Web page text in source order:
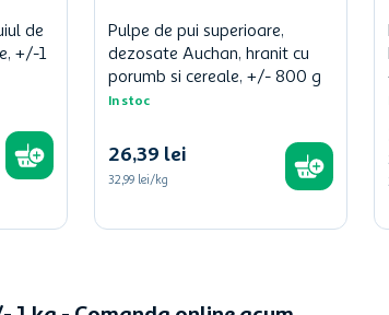
de
+/-1
Pulpe de pui superioare,
dezosate Auchan, hranit cu
porumb si cereale, +/- 800 g
In stoc
26,39 lei
32,99 lei/kg